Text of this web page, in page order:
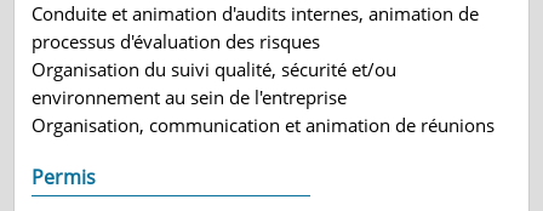
Conduite et animation d'audits internes, animation de
processus d'évaluation des risques
Organisation du suivi qualité, sécurité et/ou
environnement au sein de l'entreprise
Organisation, communication et animation de réunions
Permis